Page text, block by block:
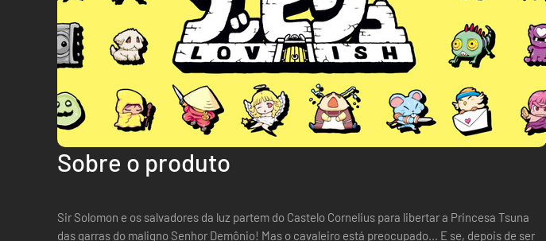
Sobre o produto
Sir Solomon e os salvadores da luz partem do Castelo Cornelius para libertar a Princesa Tsuna
das garras do maligno Senhor Demônio! Mas o cavaleiro está preocupado... E se, depois de ser